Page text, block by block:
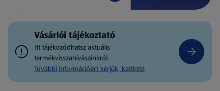
Vásárlói tájékoztató
Itt tájékozódhatsz aktuális
termékvisszahívásainkról.
További információért kérjük, kattints!